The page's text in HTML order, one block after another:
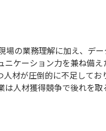
場の業務理解に加え、デ
ケーション力を兼ね備え
材が圧倒的に不足してお
人材獲得競争で後れを取